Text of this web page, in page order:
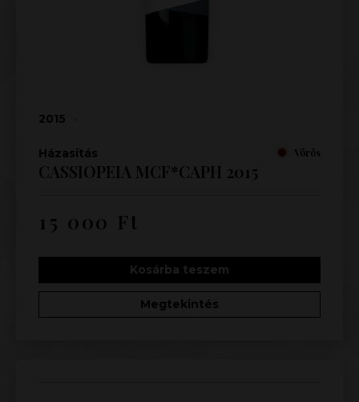
2015
Házasítás Vörös
CASSIOPEIA MCF*CAPH 2015
15 000 Ft
Kosárba teszem
Megtekintés